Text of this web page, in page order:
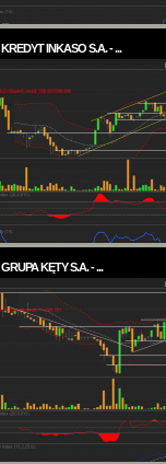
KREDYT INKASO S.A. - ...
każdym razie w ...
GRUPA KĘTY S.A. - ...
Trend na wykresie Grupy Kęty
jest wzrostowy. ...